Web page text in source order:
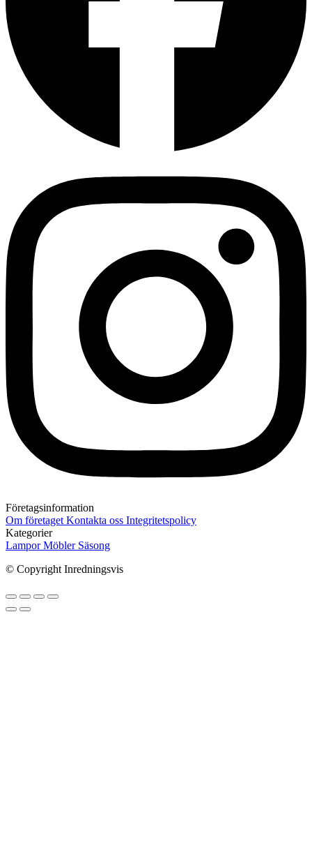
Företagsinformation
Om företaget Kontakta oss Integritetspolicy
Kategorier
LamporMöbler Säsong
© Copyright Inredningsvis